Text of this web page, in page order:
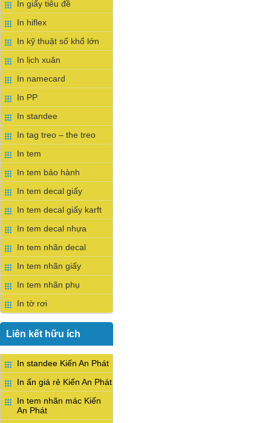
In giấy tiêu đề
In hiflex
In kỹ thuật số khổ lớn
In lịch xuân
In namecard
In PP
In standee
In tag treo – the treo
In tem
In tem bảo hành
In tem decal giấy
In tem decal giấy karft
In tem decal nhựa
In tem nhãn decal
In tem nhãn giấy
In tem nhãn phụ
In tờ rơi
Liên kết hữu ích
In standee Kiến An Phát
In ấn giá rẻ Kiến An Phát
In tem nhãn mác Kiến
An Phát